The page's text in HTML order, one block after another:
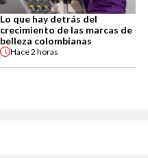
Lo que hay detrás del
crecimiento de las marcas de
belleza colombianas
Hace2 horas